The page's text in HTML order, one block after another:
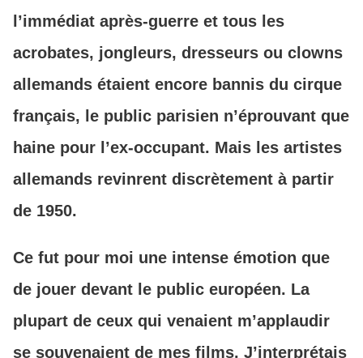
l’immédiat après-guerre et tous les
acrobates, jongleurs, dresseurs ou clowns
allemands étaient encore bannis du cirque
français, le public parisien n’éprouvant que
haine pour l’ex-occupant. Mais les artistes
allemands revinrent discrètement à partir
de 1950.
Ce fut pour moi une intense émotion que
de jouer devant le public européen. La
plupart de ceux qui venaient m’applaudir
se souvenaient de mes films. J’interprétais